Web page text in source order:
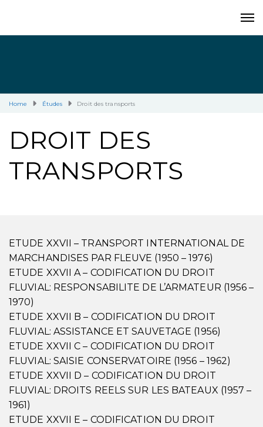
Home Études Droit des transports
DROIT DES
TRANSPORTS
ETUDE XXVII – TRANSPORT INTERNATIONAL DE
MARCHANDISES PAR FLEUVE (1950 – 1976)
ETUDE XXVII A – CODIFICATION DU DROIT
FLUVIAL: RESPONSABILITE DE L’ARMATEUR (1956 –
1970)
ETUDE XXVII B – CODIFICATION DU DROIT
FLUVIAL: ASSISTANCE ET SAUVETAGE (1956)
ETUDE XXVII C – CODIFICATION DU DROIT
FLUVIAL: SAISIE CONSERVATOIRE (1956 – 1962)
ETUDE XXVII D – CODIFICATION DU DROIT
FLUVIAL: DROITS REELS SUR LES BATEAUX (1957 –
1961)
ETUDE XXVII E – CODIFICATION DU DROIT